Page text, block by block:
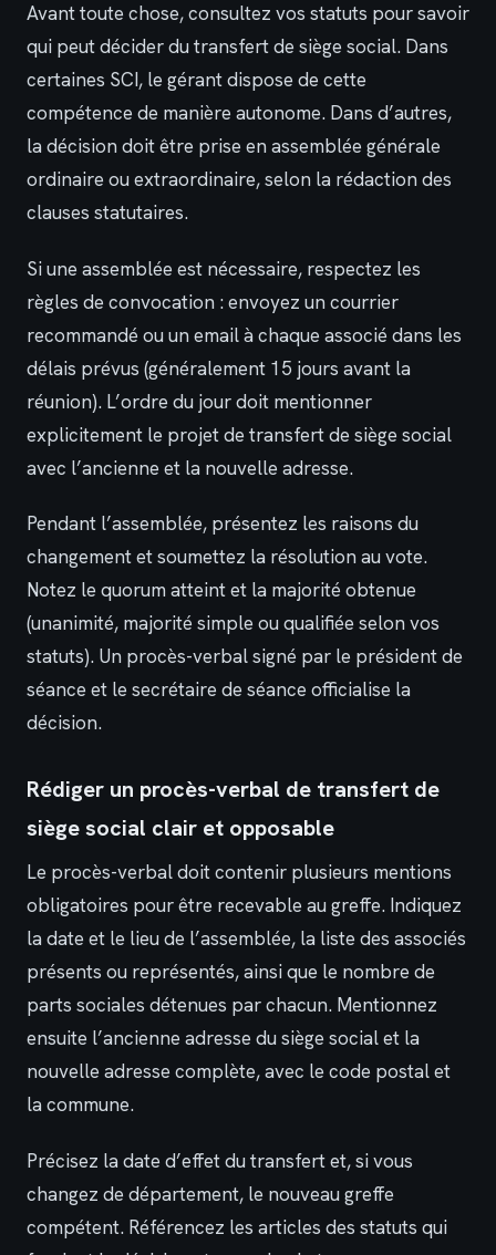
Avant toute chose, consultez vos statuts pour savoir
qui peut décider du transfert de siège social. Dans
certaines SCI, le gérant dispose de cette
compétence de manière autonome. Dans d’autres,
la décision doit être prise en assemblée générale
ordinaire ou extraordinaire, selon la rédaction des
clauses statutaires.
Si une assemblée est nécessaire, respectez les
règles de convocation : envoyez un courrier
recommandé ou un email à chaque associé dans les
délais prévus (généralement 15 jours avant la
réunion). L’ordre du jour doit mentionner
explicitement le projet de transfert de siège social
avec l’ancienne et la nouvelle adresse.
Pendant l’assemblée, présentez les raisons du
changement et soumettez la résolution au vote.
Notez le quorum atteint et la majorité obtenue
(unanimité, majorité simple ou qualifiée selon vos
statuts). Un procès-verbal signé par le président de
séance et le secrétaire de séance officialise la
décision.
Rédiger un procès-verbal de transfert de
siège social clair et opposable
Le procès-verbal doit contenir plusieurs mentions
obligatoires pour être recevable au greffe. Indiquez
la date et le lieu de l’assemblée, la liste des associés
présents ou représentés, ainsi que le nombre de
parts sociales détenues par chacun. Mentionnez
ensuite l’ancienne adresse du siège social et la
nouvelle adresse complète, avec le code postal et
la commune.
Précisez la date d’effet du transfert et, si vous
changez de département, le nouveau greffe
compétent. Référencez les articles des statuts qui